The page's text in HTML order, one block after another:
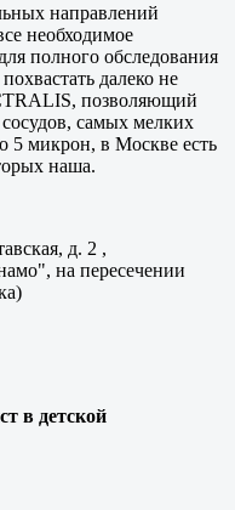
направлений
необходимое
полного обследования
далеко не
позволяющий
самых мелких
5 микрон, в Москве есть
наша.
д. 2 ,
на пересечении
в детской